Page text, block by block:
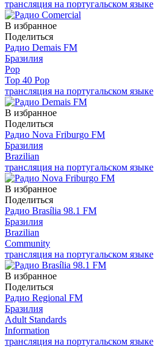
трансляция на португальском языке
В избранное
Поделиться
Радио Demais FM
Бразилия
Pop
Top 40 Pop
трансляция на португальском языке
В избранное
Поделиться
Радио Nova Friburgo FM
Бразилия
Brazilian
трансляция на португальском языке
В избранное
Поделиться
Радио Brasília 98.1 FM
Бразилия
Brazilian
Community
трансляция на португальском языке
В избранное
Поделиться
Радио Regional FM
Бразилия
Adult Standards
Information
трансляция на португальском языке